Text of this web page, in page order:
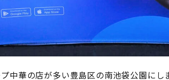
中華の店が多い豊島区の南池袋公園にし